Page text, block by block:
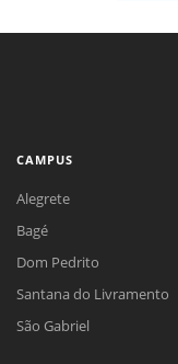
CAMPUS
Alegrete
Bagé
Dom Pedrito
Santana do Livramento
São Gabriel